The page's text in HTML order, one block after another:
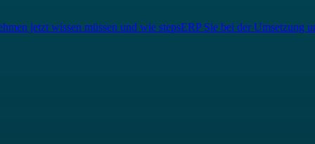
jetzt wissen müssen und wie stepsERP Sie bei der Umsetzung